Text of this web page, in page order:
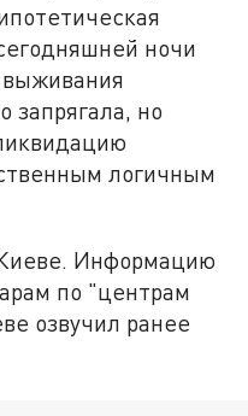
ночи
выживания
запрягала, но
логичным
Информацию
по "центрам
озвучил ранее